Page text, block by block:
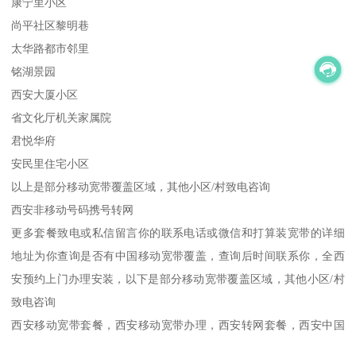
尚平社区黎明巷
太华路都市邻里
铭湖景园
西安大厦小区
省文化厅机关家属院
君悦华府
安民里住宅小区
以上是部分移动宽带覆盖区域，其他小区/村致电咨询
西安非移动号码携号转网
更多套餐致电或私信留言你的联系电话或微信和打算装宽带的详细
地址为你查询是否有中国移动宽带覆盖，查询后时间联系你，全西
安预约上门办理安装，以下是部分移动宽带覆盖区域，其他小区/村
致电咨询
西安移动宽带套餐，西安移动宽带办理，西安转网套餐，西安中国